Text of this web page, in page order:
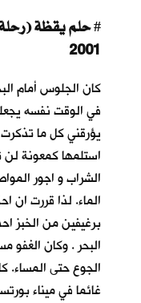
#
2001
كان الجلوس أمام
في الوقت نفسه
استلمها كمعونة
الشراب و اجور
الماء. لذا قررت ان
برغيفين من الخبز
البحر . وكان الغفو
الجوع حتى المساء.
غائما في ميناء